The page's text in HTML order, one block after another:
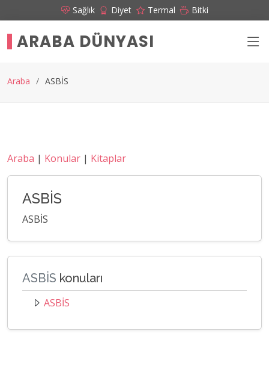
Sağlık Diyet Termal Bitki
ARABA DÜNYASI
Araba ASBİS
Araba | Konular | Kitaplar
ASBİS
ASBİS
ASBİS konuları
ASBİS